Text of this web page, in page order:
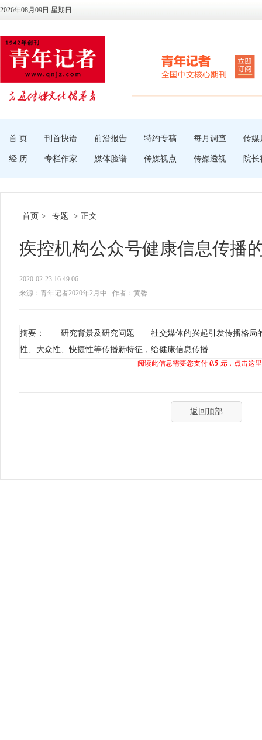
2026年08月09日 星期日
首 页 刊首快语 前沿报告 特约专稿 每月调查 传媒
经 历 专栏作家 媒体脸谱 传媒视点 传媒透视 院长
首页 > 专题 > 正文
疾控机构公众号健康信息传播
2020-02-23 16:49:06
来源：青年记者2020年2月中
作者：黄馨
摘要： 研究背景及研究问题 社交媒体的兴起引发传播格局的
性、大众性、快捷性等传播新特征，给健康信息传播
阅读此信息需要您支付 0.5 元，点击这
返回顶部